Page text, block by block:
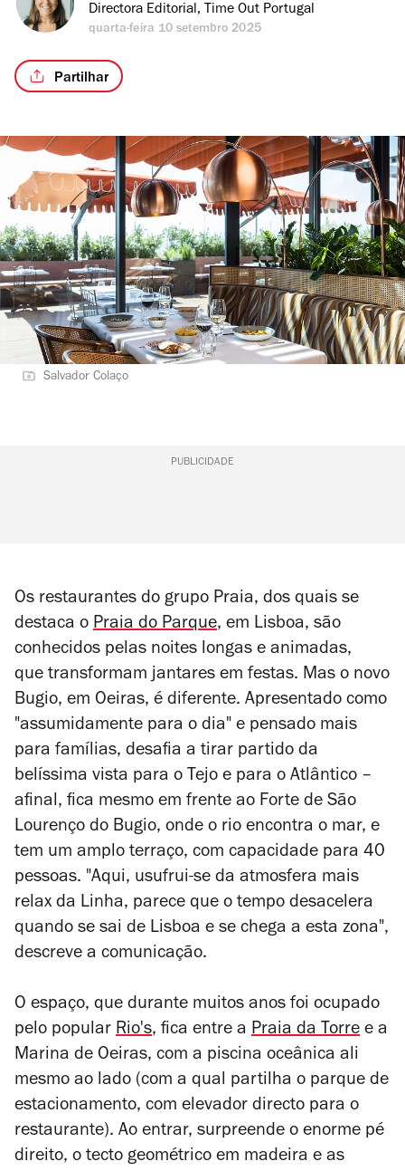
Directora Editorial, Time Out Portugal
quarta-feira 10 setembro 2025
Partilhar
Salvador Colaço
PUBLICIDADE
Os restaurantes do grupo Praia, dos quais se
destaca o Praia do Parque, em Lisboa, são
conhecidos pelas noites longas e animadas,
que transformam jantares em festas. Mas o novo
Bugio, em Oeiras, é diferente. Apresentado como
"assumidamente para o dia" e pensado mais
para famílias, desafia a tirar partido da
belíssima vista para o Tejo e para o Atlântico –
afinal, fica mesmo em frente ao Forte de São
Lourenço do Bugio, onde o rio encontra o mar, e
tem um amplo terraço, com capacidade para 40
pessoas. "Aqui, usufrui-se da atmosfera mais
relax da Linha, parece que o tempo desacelera
quando se sai de Lisboa e se chega a esta zona",
descreve a comunicação.
O espaço, que durante muitos anos foi ocupado
pelo popular Rio's, fica entre a Praia da Torre e a
Marina de Oeiras, com a piscina oceânica ali
mesmo ao lado (com a qual partilha o parque de
estacionamento, com elevador directo para o
restaurante). Ao entrar, surpreende o enorme pé
direito, o tecto geométrico em madeira e as